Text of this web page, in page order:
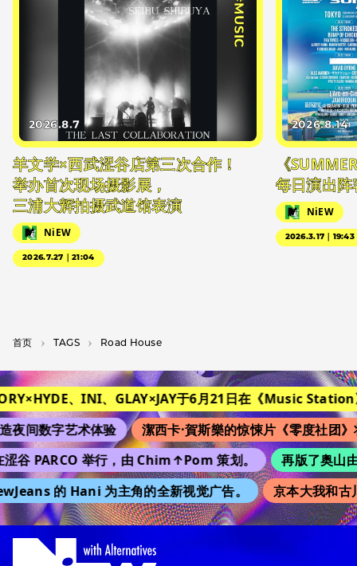
#MUSIC
2026.8.7
羊文学×西武涩谷店第三次合作！
举办首次现场摄影展，
三浦大辉拍摄武道馆表演
NiEW
2026.7.27｜21:04
2026.8.14
《
每日演出阵
NiEW
2026.3.17｜19:43
首页 T­A­G­S Road House
、INI、GLAY×JAY于6月21日在《Music Station》
间数字艺术体验
潔西卡·賀斯樂的惊悚片《零度社团》
谷 PARCO 举行，由 Chim↑Pom 策划。
再版了奥山
的 Hani 为主角的全新视觉广告。
京本大我和古